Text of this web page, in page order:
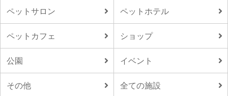
ペットサロン ペットホテル
ペットカフェ ショップ
公園 イベント
その他 全ての施設